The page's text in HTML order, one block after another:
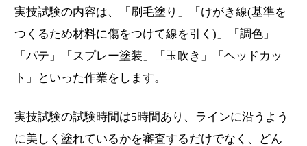
実技試験の内容は、「刷毛塗り」「けがき線(基準を
つくるため材料に傷をつけて線を引く)」「調色」
「パテ」「スプレー塗装」「玉吹き」「ヘッドカッ
ト」といった作業をします。
実技試験の試験時間は5時間あり、ラインに沿うよう
に美しく塗れているかを審査するだけでなく、どん